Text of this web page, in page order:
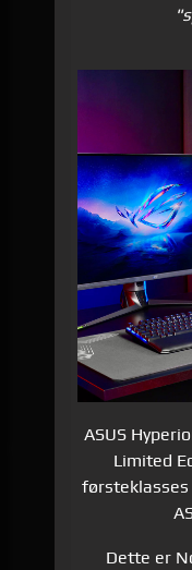
ASUS
Limited
førsteklasses
Dette er